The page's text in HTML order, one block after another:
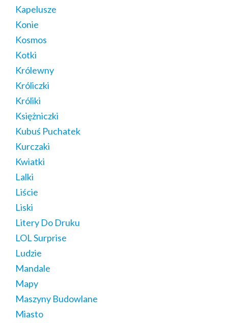
Kapelusze
Konie
Kosmos
Kotki
Królewny
Króliczki
Króliki
Księżniczki
Kubuś Puchatek
Kurczaki
Kwiatki
Lalki
Liście
Liski
Litery Do Druku
LOL Surprise
Ludzie
Mandale
Mapy
Maszyny Budowlane
Miasto